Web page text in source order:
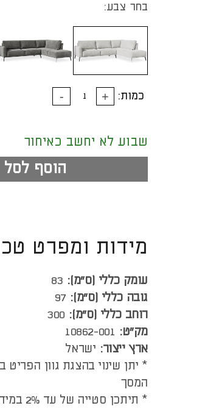
בחר צבע:
כמות:
שבוע לא יחשב כאיחור
הוסף לסל
מידות ומפרט
עומק כללי (ס”מ): 83
גובה כללי (ס”מ): 97
רוחב כללי (ס”מ): 300
מק"ט: 10862-001
ארץ ייצור: ישראל
* יתן שינוי בהצגת גוון הפריט
המסך
* תיתכן סטייה של עד 2% במידות המצויינות